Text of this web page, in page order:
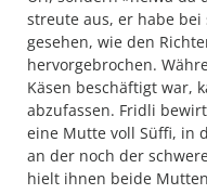
streute aus, er habe
gesehen, wie den
hervorgebrochen.
Käsen beschäftigt war,
abzufassen. Fridli
eine Mutte voll Süffi, in
an der noch der
hielt ihnen beide